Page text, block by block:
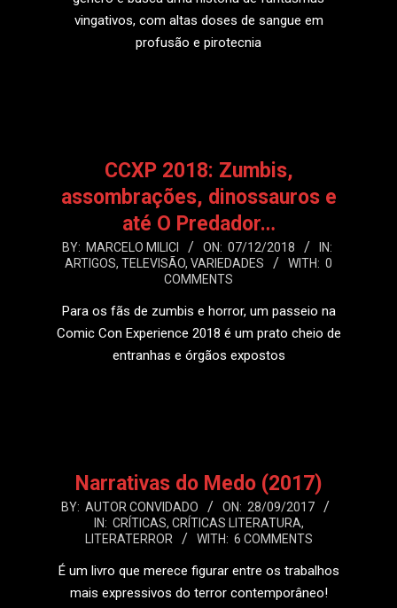
vingativos, com altas doses de sangue em
profusão e pirotecnia
CCXP 2018: Zumbis,
assombrações, dinossauros e
até O Predador…
2018-
12-
BY: MARCELO MILICI ON: 07/12/2018
IN:
ARTIGOS, TELEVISÃO, VARIEDADES WITH: 0
COMMENTS
Para os fãs de zumbis e horror, um passeio na
Comic Con Experience 2018 é um prato cheio de
entranhas e órgãos expostos
Narrativas do Medo (2017)
2017-
BY: AUTOR CONVIDADO ON: 28/09/2017
IN: CRÍTICAS, CRÍTICAS LITERATURA,
LITERATERROR
WITH: 6 COMMENTS
É um livro que merece figurar entre os trabalhos
mais expressivos do terror contemporâneo!